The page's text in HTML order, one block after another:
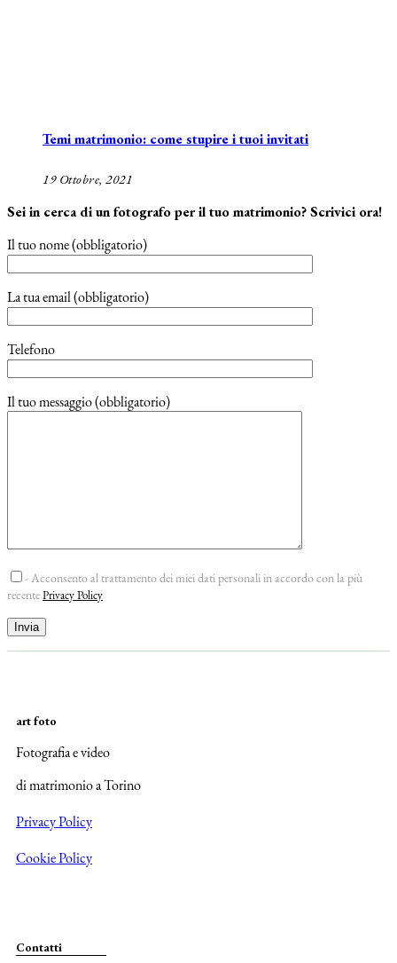
Temi matrimonio: come stupire i tuoi invitati
19 Ottobre, 2021
Sei in cerca di un fotografo per il tuo matrimonio? Scrivici ora!
Il tuo nome (obbligatorio)
La tua email (obbligatorio)
Telefono
Il tuo messaggio (obbligatorio)
- Acconsento al trattamento dei miei dati personali in accordo con la più
recentePrivacy Policy
art foto
Fotografia e video
di matrimonio a Torino
Privacy Policy
Cookie Policy
Contatti